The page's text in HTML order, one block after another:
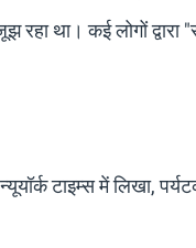
रहा था। कई लोगों
टाइम्स में लिखा,